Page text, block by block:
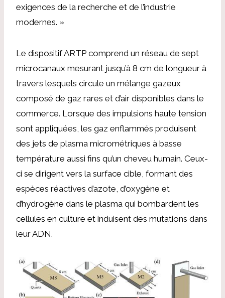
exigences de la recherche et de l’industrie
modernes. »
Le dispositif ARTP comprend un réseau de sept
microcanaux mesurant jusqu’à 8 cm de longueur à
travers lesquels circule un mélange gazeux
composé de gaz rares et d’air disponibles dans le
commerce. Lorsque des impulsions haute tension
sont appliquées, les gaz enflammés produisent
des jets de plasma micrométriques à basse
température aussi fins qu’un cheveu humain. Ceux-
ci se dirigent vers la surface cible, formant des
espèces réactives d’azote, d’oxygène et
d’hydrogène dans le plasma qui bombardent les
cellules en culture et induisent des mutations dans
leur ADN.